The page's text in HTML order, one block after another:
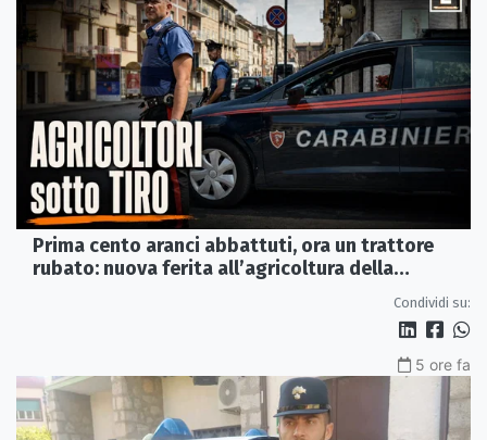
Prima cento aranci abbattuti, ora un trattore
rubato: nuova ferita all’agricoltura della
Condividi su:
5 ore fa